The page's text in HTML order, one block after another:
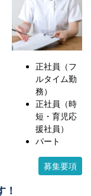
正社員（フ
ルタイム勤
務）
正社員（時
短・育児応
援社員）
パート
募集要項
！